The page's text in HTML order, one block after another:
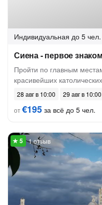
Индивидуальная до 5 чел.
Сиена - первое
Пройти по главным
красивейших
28 авг в 10:00
29 авг в 10:00
от€195 за всё до 5 чел.
1 отзыв